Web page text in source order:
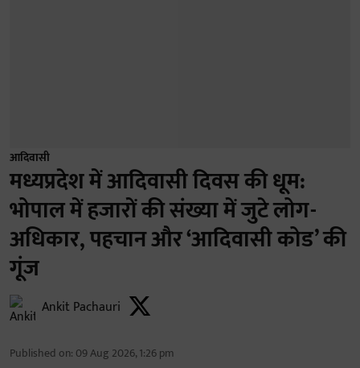
आदिवासी
मध्यप्रदेश में आदिवासी दिवस की धूम:
भोपाल में हजारों की संख्या में जुटे लोग-
अधिकार, पहचान और ‘आदिवासी कोड’ की
गूंज
Ankit Pachauri
Published on: 09 Aug 2026, 1:26 pm